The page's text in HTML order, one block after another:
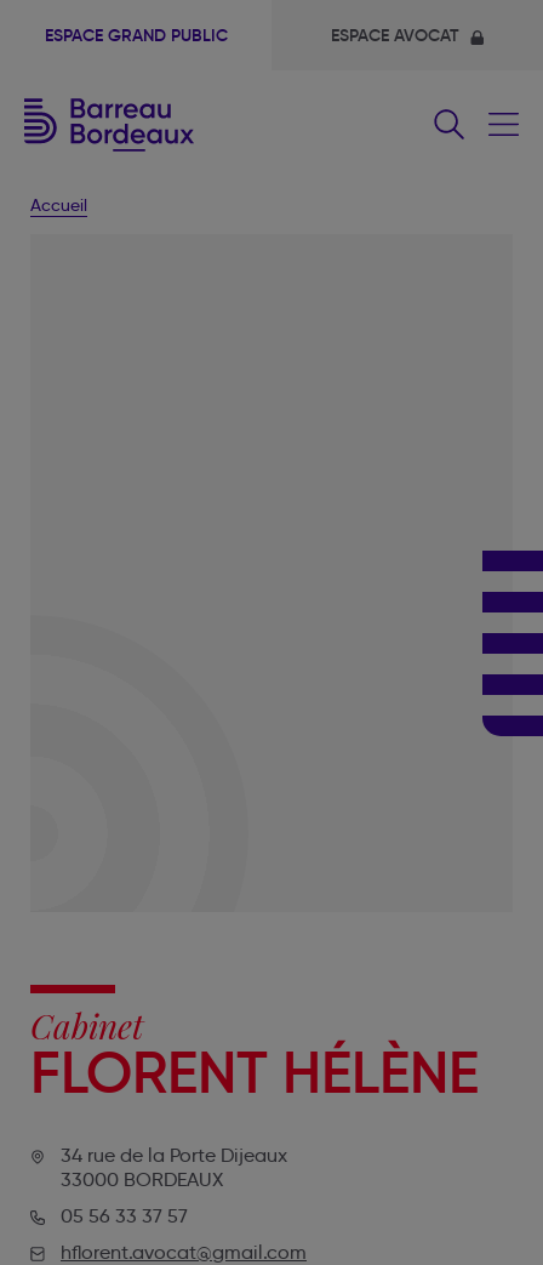
ESPACE GRAND PUBLIC ESPACE AVOCAT
Accueil
Cabinet
FLORENT HÉLÈNE
34 rue de la Porte Dijeaux
33000 BORDEAUX
05 56 33 37 57
hflorent.avocat@gmail.com